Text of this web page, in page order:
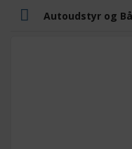
Autoudstyr og